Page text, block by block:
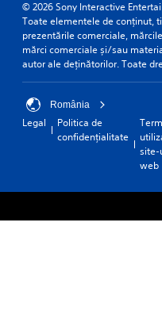
© 2026 Sony Interactive
Toate elementele de conținut,
prezentările comerciale,
mărci comerciale și/sau
autor ale deținătorilor. Toate
România
Legal
Politica de
confidențialitate
site-
web